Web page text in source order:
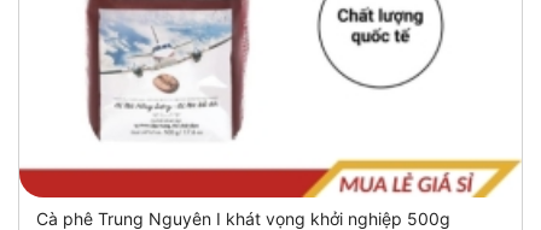
Cà phê Trung Nguyên I khát vọng khởi nghiệp 500g